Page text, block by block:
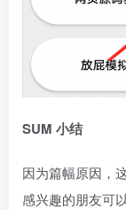
SUM 小结
因为篇幅原因，
感兴趣的朋友可